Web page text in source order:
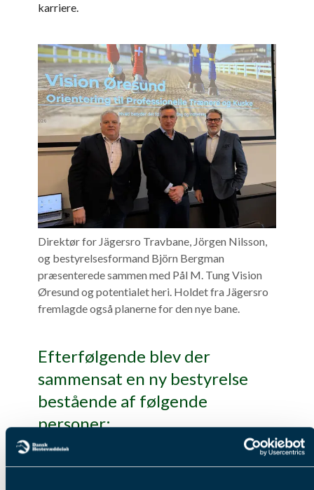
karriere.
Direktør for Jägersro Travbane, Jörgen Nilsson,
og bestyrelsesformand Björn Bergman
præsenterede sammen med Pål M. Tung Vision
Øresund og potentialet heri. Holdet fra Jägersro
fremlagde også planerne for den nye bane.
Efterfølgende blev der
sammensat en ny bestyrelse
bestående af følgende
personer:
Jeppe Rask
Anders Pedersen